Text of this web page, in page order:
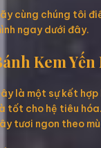
cùng chúng tôi
ngay dưới đây.
Kem
là một sự kết hợp
tốt cho hệ tiêu
tươi ngon theo